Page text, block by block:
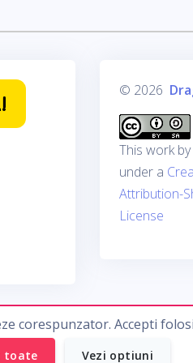
corespunzator. Accepti
toate Vezi optiuni
© 2026
This work by
under a
Attribution-
License